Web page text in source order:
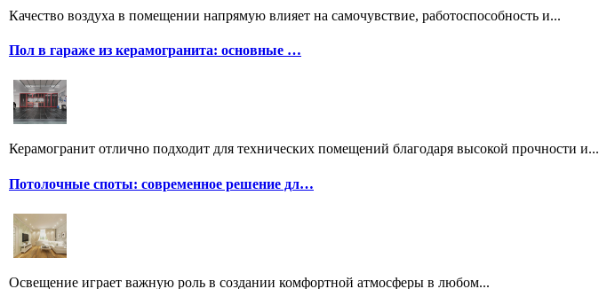
Качество воздуха в помещении напрямую влияет на самочувствие, работоспособность и...
Пол в гараже из керамогранита: основные …
Керамогранит отлично подходит для технических помещений благодаря высокой прочности и...
Потолочные споты: современное решение дл…
Освещение играет важную роль в создании комфортной атмосферы в любом...